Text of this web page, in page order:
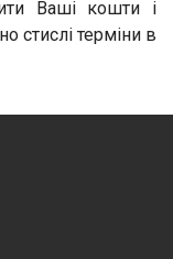
Ваші кошти і
стислі терміни в